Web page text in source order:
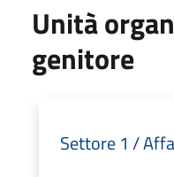
Unità
genitore
Settore 1 /